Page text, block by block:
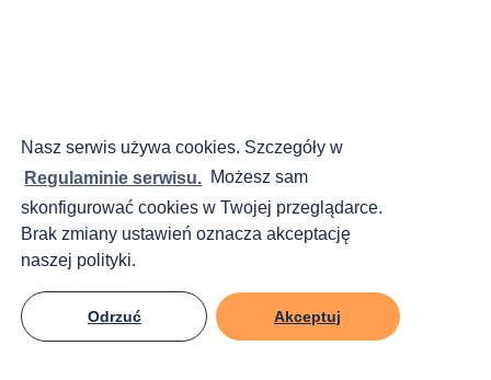
Nasz serwis używa cookies. Szczegóły w
Regulaminie serwisu. Możesz sam
skonfigurować cookies w Twojej przeglądarce.
Brak zmiany ustawień oznacza akceptację
naszej polityki.
Odrzuć Akceptuj